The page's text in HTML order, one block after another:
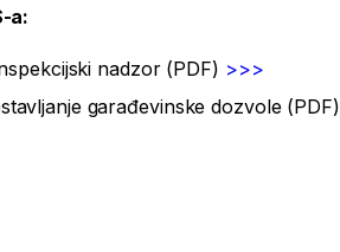
a:
nadzor (PDF) >>>
garađevinske dozvole (PDF)